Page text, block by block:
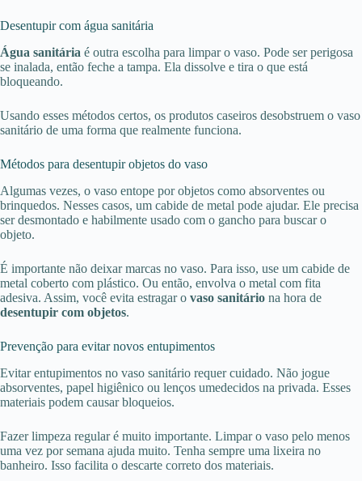
Desentupir com água sanitária
Água sanitária é outra escolha para limpar o vaso. Pode ser perigosa
se inalada, então feche a tampa. Ela dissolve e tira o que está
bloqueando.
Usando esses métodos certos, os produtos caseiros desobstruem o vaso
sanitário de uma forma que realmente funciona.
Métodos para desentupir objetos do vaso
Algumas vezes, o vaso entope por objetos como absorventes ou
brinquedos. Nesses casos, um cabide de metal pode ajudar. Ele precisa
ser desmontado e habilmente usado com o gancho para buscar o
objeto.
É importante não deixar marcas no vaso. Para isso, use um cabide de
metal coberto com plástico. Ou então, envolva o metal com fita
adesiva. Assim, você evita estragar o vaso sanitário na hora de
desentupir com objetos.
Prevenção para evitar novos entupimentos
Evitar entupimentos no vaso sanitário requer cuidado. Não jogue
absorventes, papel higiênico ou lenços umedecidos na privada. Esses
materiais podem causar bloqueios.
Fazer limpeza regular é muito importante. Limpar o vaso pelo menos
uma vez por semana ajuda muito. Tenha sempre uma lixeira no
banheiro. Isso facilita o descarte correto dos materiais.